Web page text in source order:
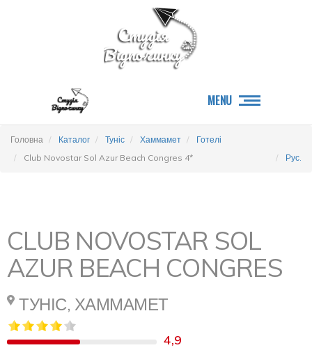
MENU
Головна Каталог Туніс Хаммамет
Готелі
Club Novostar Sol Azur Beach Congres 4*
Рус.
CLUB NOVOSTAR SOL
AZUR BEACH CONGRES
ТУНІС, ХАММАМЕТ
4,9